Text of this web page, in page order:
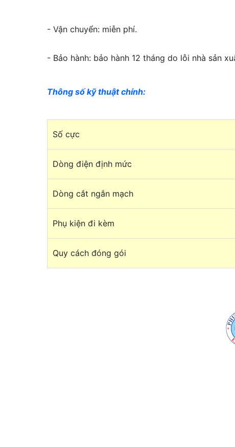
- Vận chuyển: miễn phí.
- Bảo hành: bảo hành 12 tháng do lỗi nhà sản
Thông số kỹ thuật chính:
Số cực
Dòng điện định mức
Dòng cắt ngắn mạch
Phụ kiện đi kèm
Quy cách đóng gói